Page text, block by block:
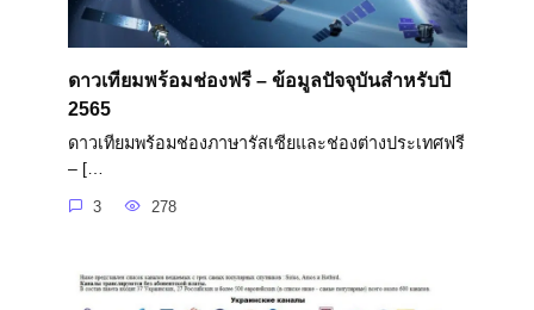
ดาวเทียมพร้อมช่องฟรี – ข้อมูลปัจจุบันสำหรับปี
2565
ดาวเทียมพร้อมช่องภาษารัสเซียและช่องต่างประเทศฟรี
– […
3 278